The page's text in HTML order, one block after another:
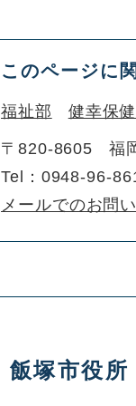
このページに
福祉部 健幸保
〒820-8605
福
Tel：0948-96-
メールでのお問
飯塚市役所